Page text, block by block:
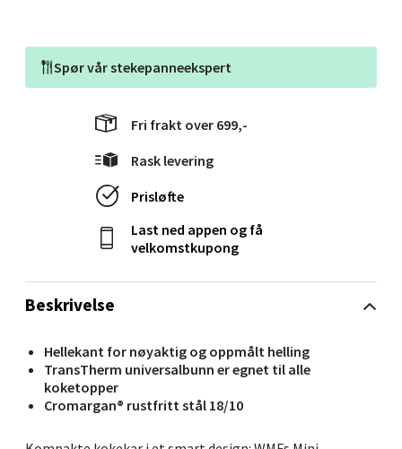
Beskrivelse
Hellekant for nøyaktig og oppmålt helling
TransTherm universalbunn er egnet til alle
koketopper
Cromargan® rustfritt stål 18/10
Spør vårstekepanneekspert
Fri frakt over 699,-
Rask levering
Prisløfte
Last ned appen og få
velkomstkupong
Velg
Molde - Moldetorget
Åpent i dag 10-20
Narvik - Thon Senter Malmporten